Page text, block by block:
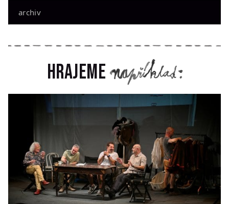
archiv
Hrajeme